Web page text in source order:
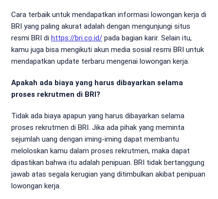
Cara terbaik untuk mendapatkan informasi lowongan kerja di
BRI yang paling akurat adalah dengan mengunjungi situs
resmi BRI di https://bri.co.id/ pada bagian karir. Selain itu,
kamu juga bisa mengikuti akun media sosial resmi BRI untuk
mendapatkan update terbaru mengenai lowongan kerja.
Apakah ada biaya yang harus dibayarkan selama
proses rekrutmen di BRI?
Tidak ada biaya apapun yang harus dibayarkan selama
proses rekrutmen di BRI. Jika ada pihak yang meminta
sejumlah uang dengan iming-iming dapat membantu
meloloskan kamu dalam proses rekrutmen, maka dapat
dipastikan bahwa itu adalah penipuan. BRI tidak bertanggung
jawab atas segala kerugian yang ditimbulkan akibat penipuan
lowongan kerja.